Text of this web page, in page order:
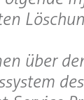
über